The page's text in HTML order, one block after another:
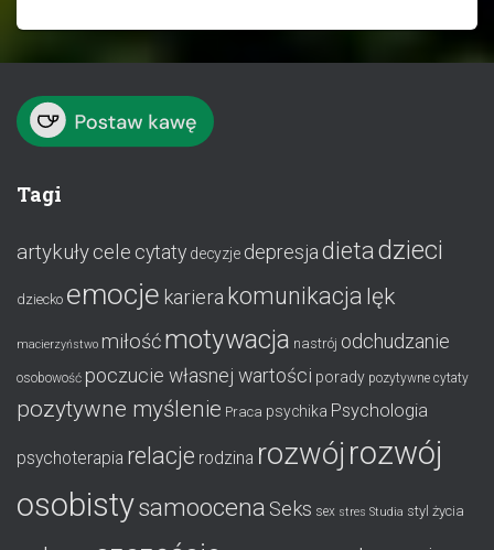
Tagi
artykułycele cytaty decyzje depresja dietadzieci
dziecko emocje kariera komunikacja lęk
macierzyństwo miłośćmotywacja nastrój odchudzanie
osobowość poczucie własnej wartości porady pozytywne cytaty
pozytywne myślenie Praca psychika Psychologia
psychoterapia relacje rodzina rozwój rozwój
osobistysamoocena Seks sex stres Studia styl życia